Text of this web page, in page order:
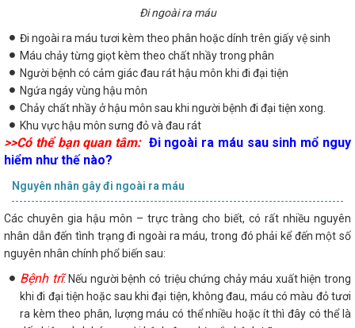
Đi ngoài ra máu
Đi ngoài ra máu tươi kèm theo phân hoặc dính trên giấy vệ sinh
Máu chảy từng giọt kèm theo chất nhầy trong phân
Người bệnh có cảm giác đau rát hậu môn khi đi đại tiện
Ngứa ngáy vùng hậu môn
Chảy chất nhầy ở hậu môn sau khi người bệnh đi đại tiện xong.
Khu vực hậu môn sưng đỏ và đau rát
>>Có thể bạn quan tâm: Đi ngoài ra máu sau sinh mổ nguy
hiểm như thế nào?
Nguyên nhân gây đi ngoài ra máu
Các chuyên gia hậu môn – trực tràng cho biết, có rất nhiều nguyên
nhân dẫn đến tình trạng đi ngoài ra máu, trong đó phải kể đến một số
nguyên nhân chính phổ biến sau:
Bệnh trĩ: Nếu người bệnh có triệu chứng chảy máu xuất hiện trong
khi đi đại tiện hoặc sau khi đại tiện, không đau, máu có màu đỏ tươi
ra kèm theo phân, lượng máu có thể nhiều hoặc ít thì đây có thể là